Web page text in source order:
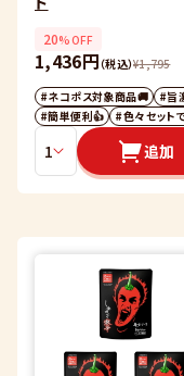
20%OFF
1,436円（税込）¥1,795
#ネコポス対象商品🚚
#旨
#簡単便利👍
#色々セット
追加